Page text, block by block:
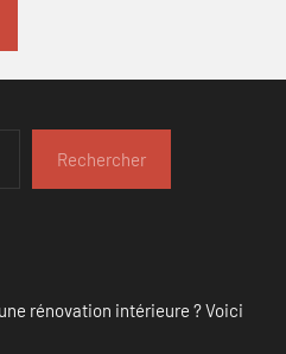
Rechercher
rénovation intérieure ? Voici